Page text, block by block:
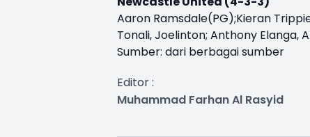
Aaron Ramsdale(PG);Kieran
Tonali, Joelinton; Anthony Elanga,
Sumber: dari berbagai sumber
Editor :
Muhammad Farhan Al Rasyid